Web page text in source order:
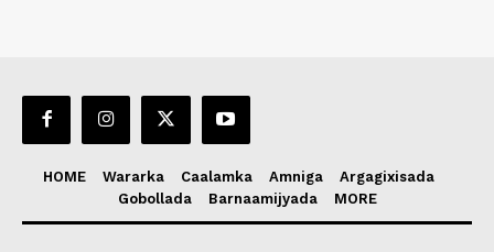
HOME Wararka Caalamka Amniga
Argagixisada
Gobollada
Barnaamijyada MORE